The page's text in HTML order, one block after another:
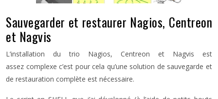
Sauvegarder et restaurer Nagios, Centreon
et Nagvis
L’installation du trio Nagios, Centreon et Nagvis est
assez complexe c’est pour cela qu’une solution de sauvegarde et
de restauration complète est nécessaire.